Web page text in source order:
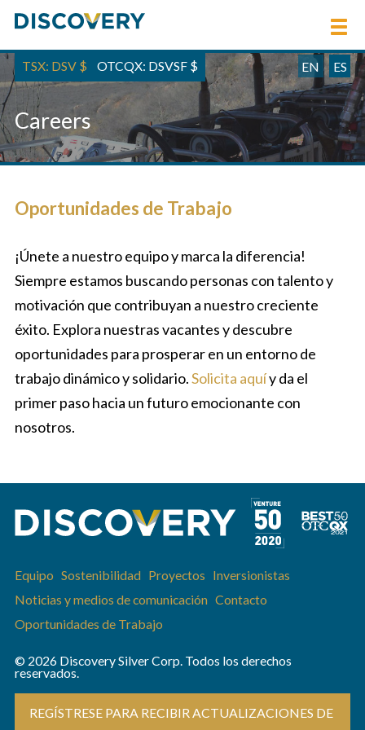
TSX: DSV $ OTCQX: DSVSF $ EN ES
Careers
Oportunidades de Trabajo
¡Únete a nuestro equipo y marca la diferencia!
Siempre estamos buscando personas con talento y
motivación que contribuyan a nuestro creciente
éxito. Explora nuestras vacantes y descubre
oportunidades para prosperar en un entorno de
trabajo dinámico y solidario.Solicita aquíy da el
primer paso hacia un futuro emocionante con
nosotros.
Equipo Sostenibilidad Proyectos Inversionistas
Noticias y medios de comunicación Contacto
Oportunidades de Trabajo
© 2026 Discovery Silver Corp. Todos los derechos
reservados.
REGÍSTRESE PARA RECIBIR ACTUALIZACIONES DE